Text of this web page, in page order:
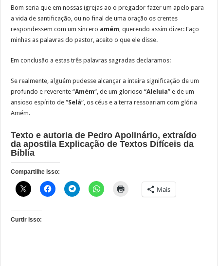
Bom seria que em nossas igrejas ao o pregador fazer um apelo para
a vida de santificação, ou no final de uma oração os crentes
respondessem com um sincero amém, querendo assim dizer: Faço
minhas as palavras do pastor, aceito o que ele disse.
Em conclusão a estas três palavras sagradas declaramos:
Se realmente, alguém pudesse alcançar a inteira significação de um
profundo e reverente “Amém“, de um glorioso “Aleluia” e de um
ansioso espírito de “Selá“, os céus e a terra ressoariam com glória
Amém.
Texto e autoria de Pedro Apolinário, extraído
da apostila Explicação de Textos Difíceis da
Bíblia
Compartilhe isso:
Mais
Curtir isso: